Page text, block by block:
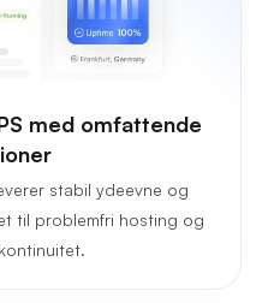
med omfattende
stabil ydeevne og
til problemfri hosting og